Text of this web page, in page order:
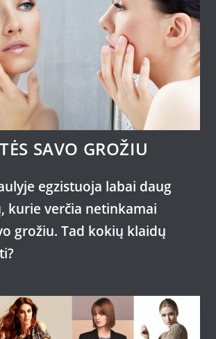
SAVO GROŽIU
egzistuoja labai daug
kurie verčia netinkamai
grožiu. Tad kokių klaidų